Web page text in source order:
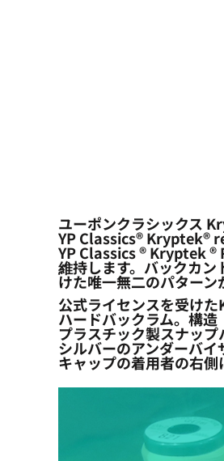
ユーポンクラシックス
YP Classics® Kryptek®
YP Classics ® Kryptek ®
維持します。バックカ
けた唯一無二のパター
公式ライセンスを受け
ハードバックラム。構造
プラスチック製スナッ
シルバーのアンダーバ
キャップの着用者の右側